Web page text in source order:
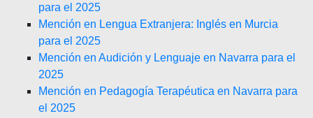
para el 2025
Mención en Lengua Extranjera: Inglés en Murcia
para el 2025
Mención en Audición y Lenguaje en Navarra para el
2025
Mención en Pedagogía Terapéutica en Navarra para
el 2025